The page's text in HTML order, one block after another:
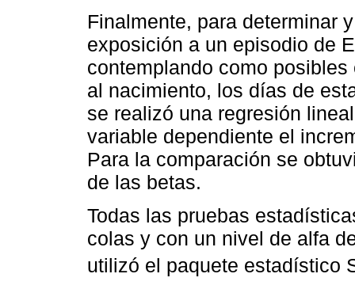
Finalmente, para determinar
exposición a un episodio de
contemplando como
al nacimiento, los días de
se realizó una regresión
variable dependiente el
Para la comparación se
de las betas.
Todas las pruebas
colas y con un nivel de alfa
utilizó el paquete estadístico